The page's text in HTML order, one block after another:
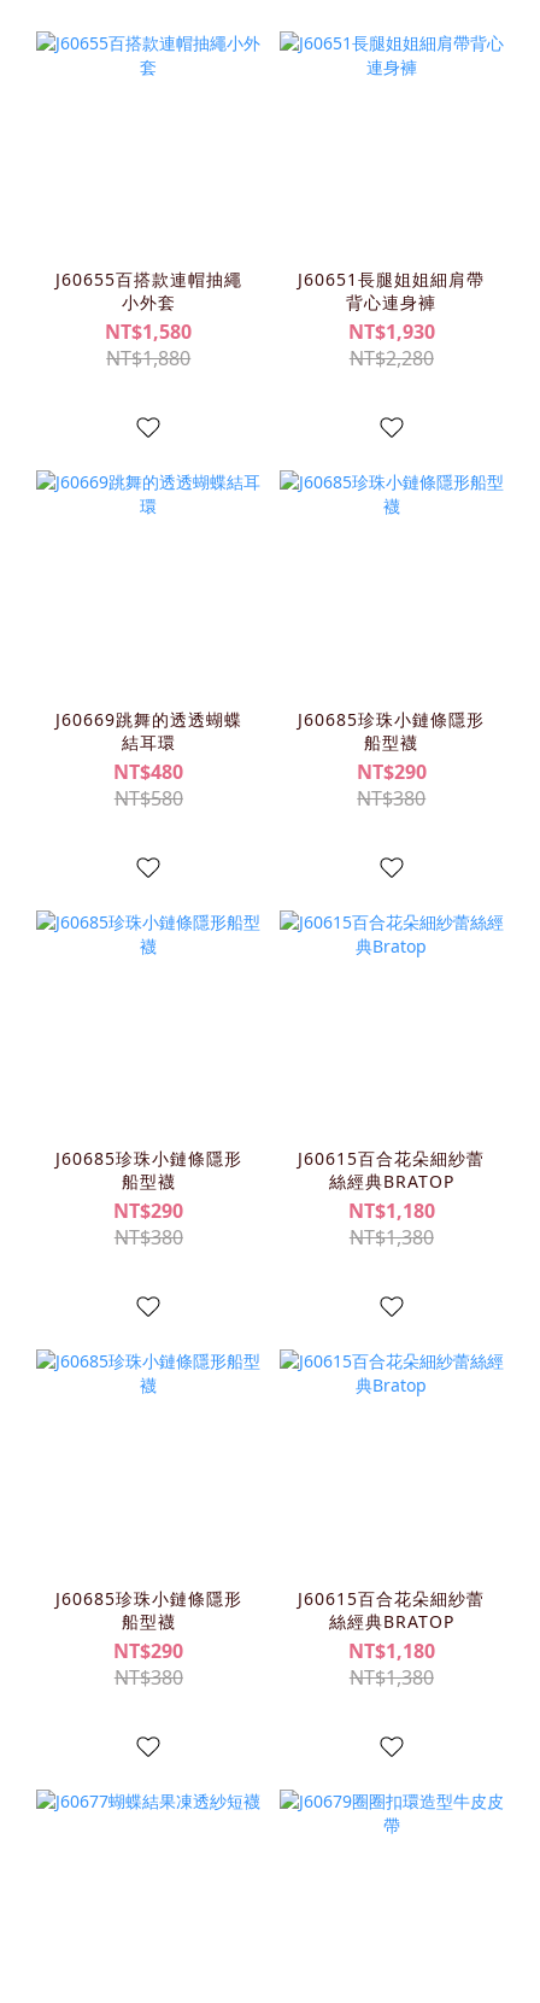
J60655百搭款連帽抽繩
小外套
NT$1,580
NT$1,880
J60651長腿姐姐細肩帶
背心連身褲
NT$1,930
NT$2,280
J60669跳舞的透透蝴蝶
結耳環
NT$480
NT$580
J60685珍珠小鏈條隱形
船型襪
NT$290
NT$380
J60685珍珠小鏈條隱形
船型襪
NT$290
NT$380
J60615百合花朵細紗蕾
絲經典BRATOP
NT$1,180
NT$1,380
J60685珍珠小鏈條隱形
船型襪
NT$290
NT$380
J60615百合花朵細紗蕾
絲經典BRATOP
NT$1,180
NT$1,380